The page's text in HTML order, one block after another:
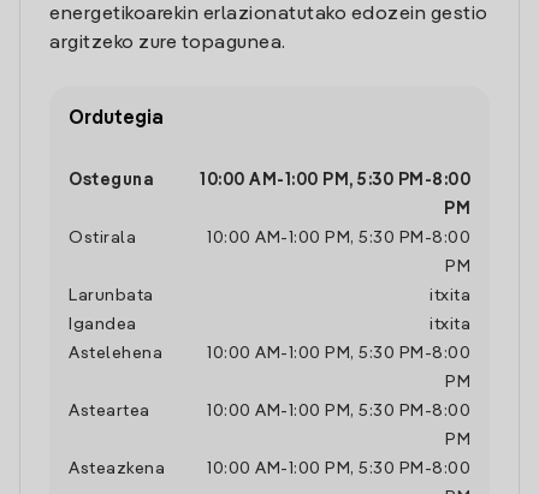
energetikoarekin erlazionatutako edozein gestio
argitzeko zure topagunea.
Ordutegia
Osteguna 10:00 AM - 1:00 PM , 5:30 PM -8:00
PM
Ostirala
10:00 AM - 1:00 PM , 5:30 PM -8:00
PM
Larunbata
itxita
Igandea
itxita
Astelehena
10:00 AM - 1:00 PM , 5:30 PM -8:00
PM
Asteartea
10:00 AM - 1:00 PM , 5:30 PM -8:00
PM
Asteazkena
10:00 AM - 1:00 PM , 5:30 PM -8:00